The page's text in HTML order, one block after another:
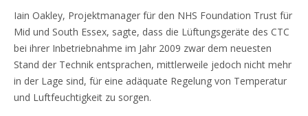
Iain Oakley, Projektmanager für den NHS Foundation Trust für
Mid und South Essex, sagte, dass die Lüftungsgeräte des CTC
bei ihrer Inbetriebnahme im Jahr 2009 zwar dem neuesten
Stand der Technik entsprachen, mittlerweile jedoch nicht mehr
in der Lage sind, für eine adäquate Regelung von Temperatur
und Luftfeuchtigkeit zu sorgen.